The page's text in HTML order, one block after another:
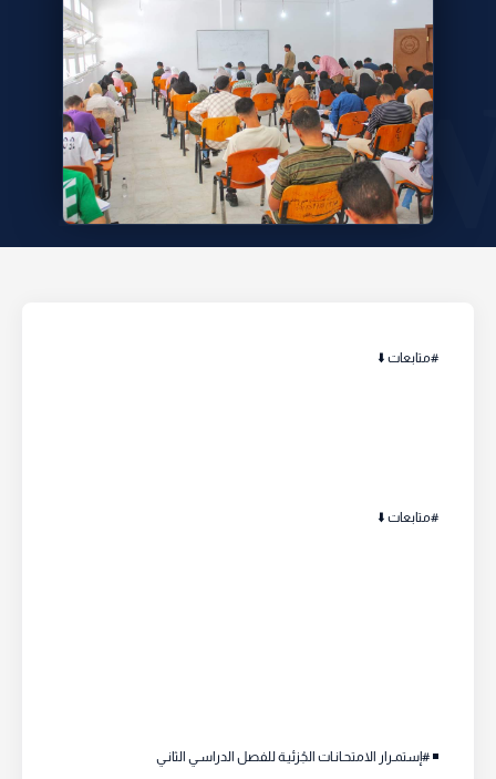
#متابعات ⬇️
#متابعات ⬇️
◾️ #إستمـرار الامتحـانـات الجُزئيـة للفصل الدراسـي الثانـي